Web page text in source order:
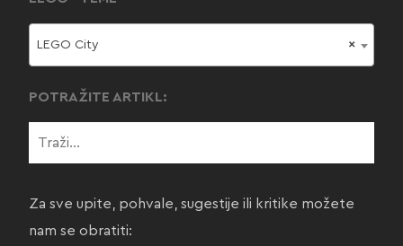
×
LEGO City
POTRAŽITE ARTIKL:
Za sve upite, pohvale, sugestije ili kritike možete
nam se obratiti: